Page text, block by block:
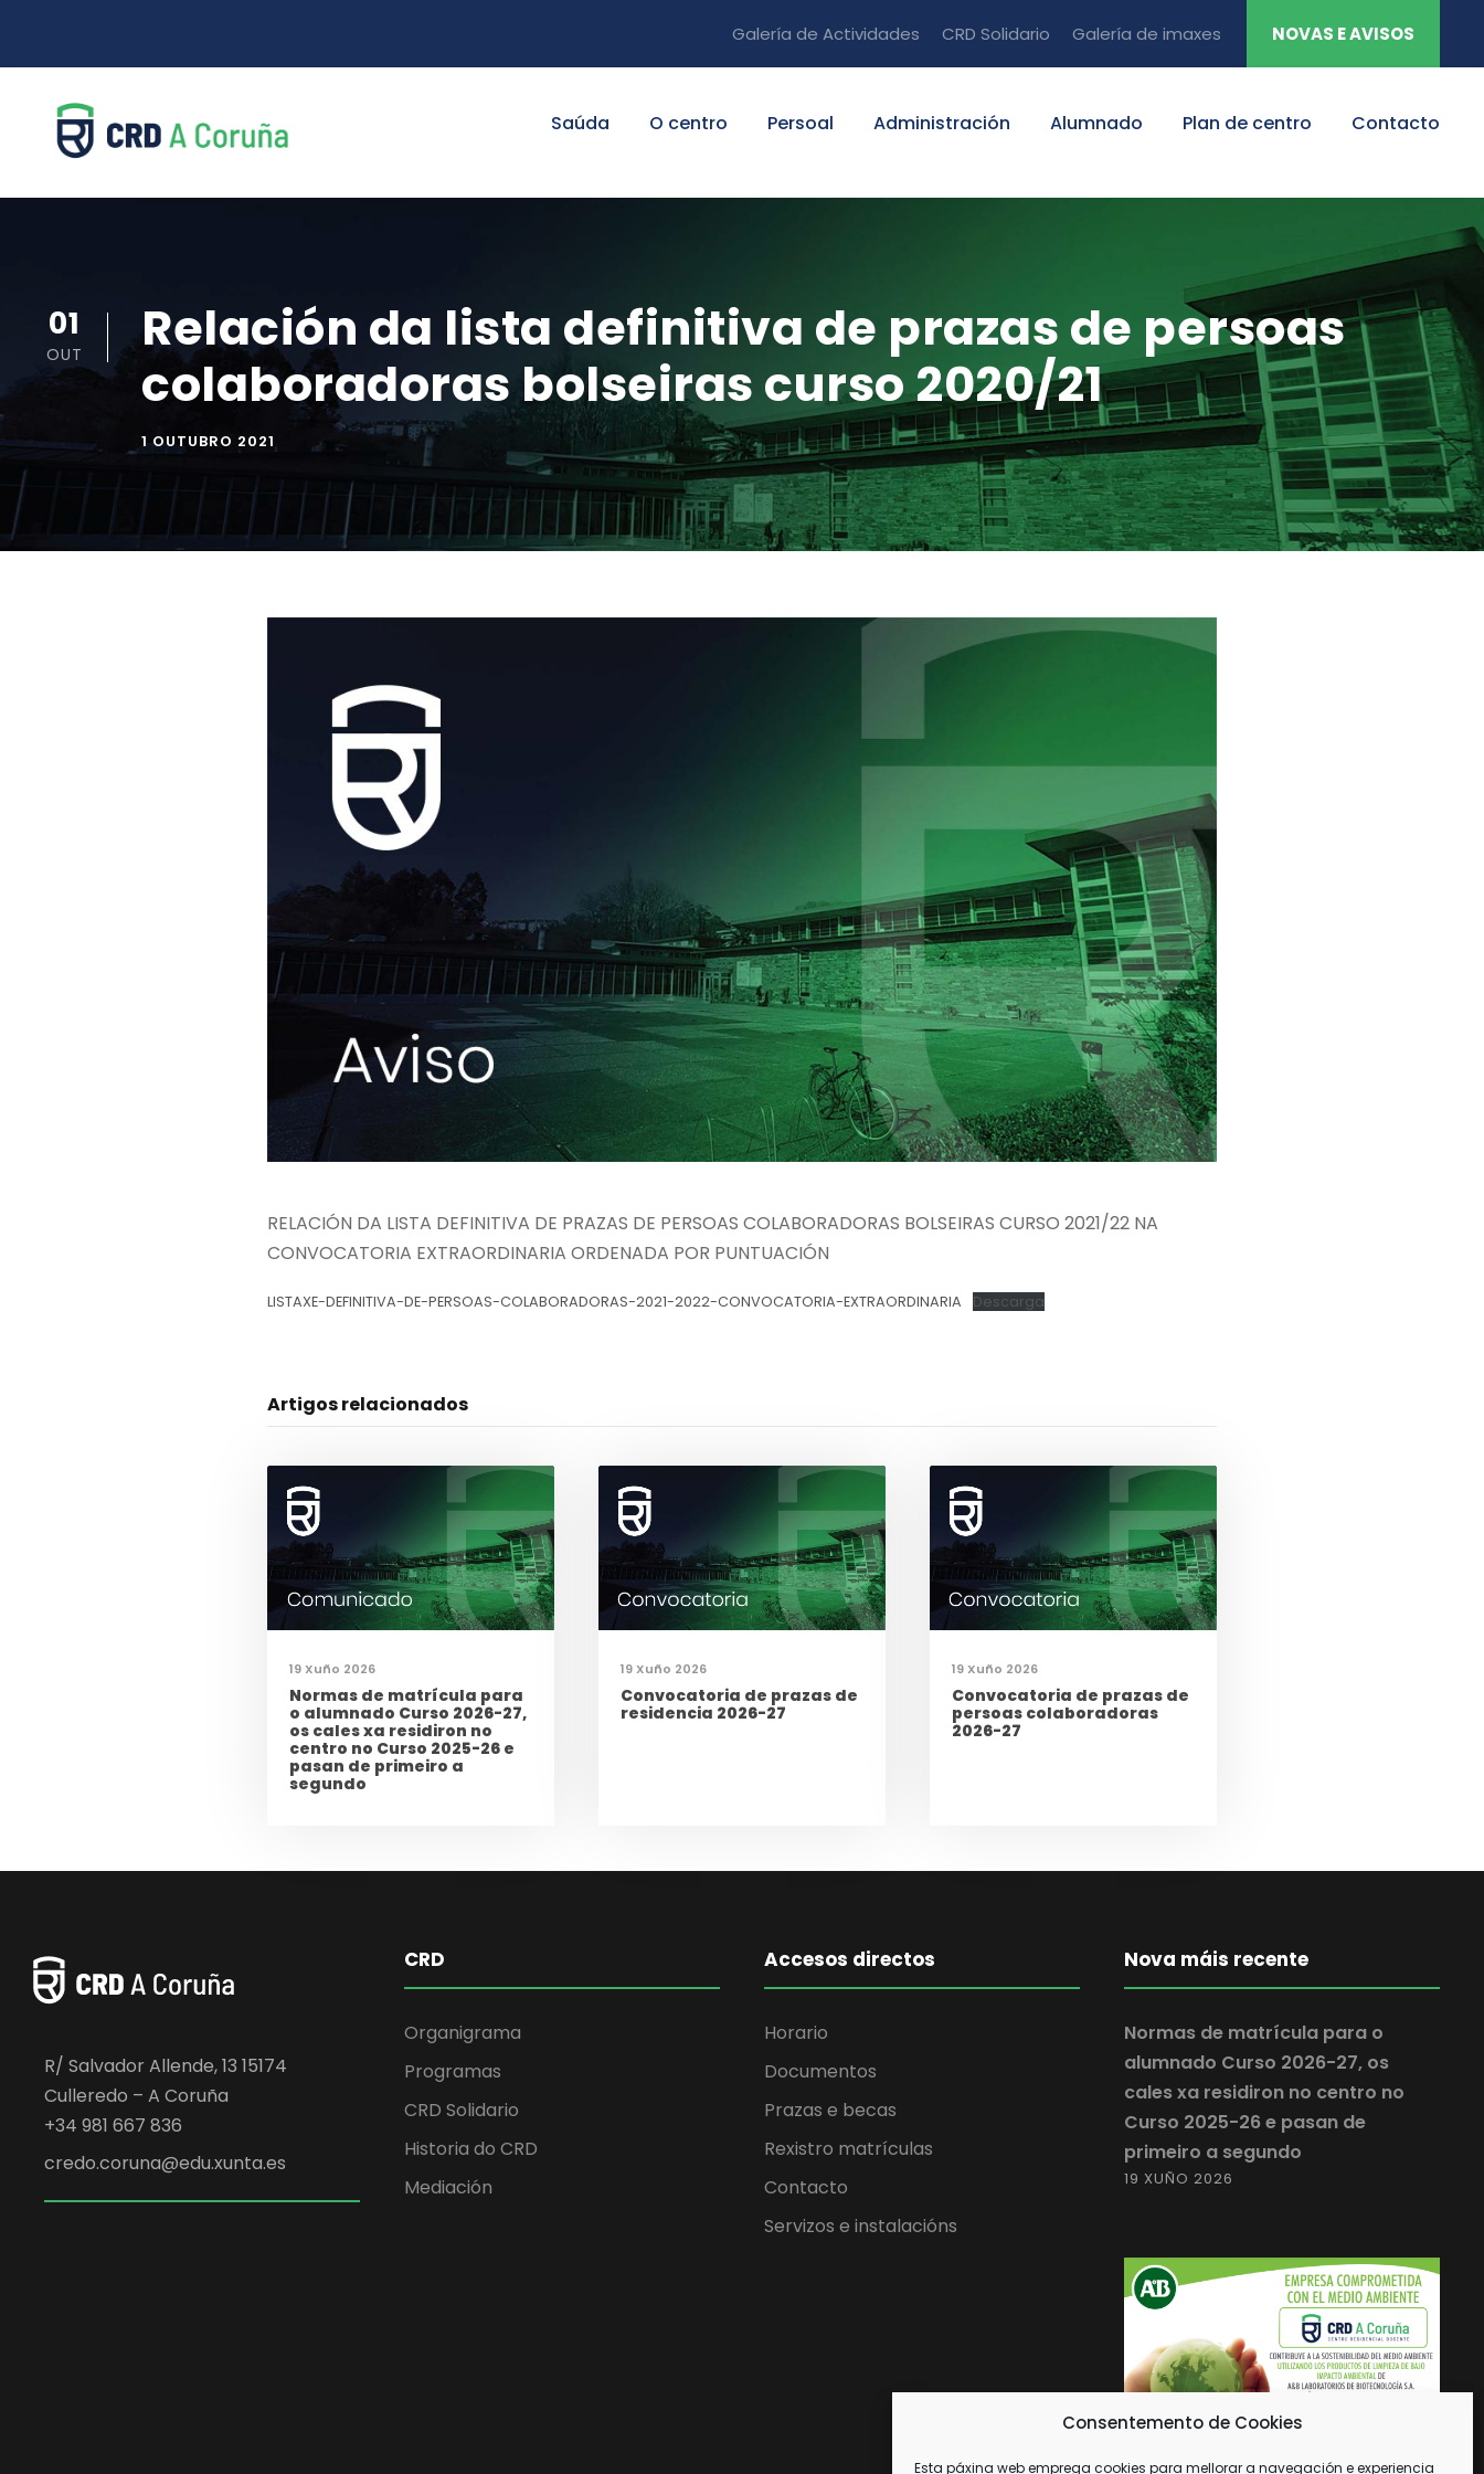
Consentemento de Cookies
Esta páxina web emprega cookies para mellorar a navegación e experiencia
Galería de Actividades CRD Solidario Galería de imaxes NOVAS E AVISOS
Saúda O centro Persoal Administración Alumnado Plan de centro Contacto
01
OUT
Relación da lista definitiva de prazas de persoas
colaboradoras bolseiras curso 2020/21
1 OUTUBRO 2021
RELACIÓN DA LISTA DEFINITIVA DE PRAZAS DE PERSOAS COLABORADORAS BOLSEIRAS CURSO 2021/22 NA
CONVOCATORIA EXTRAORDINARIA ORDENADA POR PUNTUACIÓN
LISTAXE-DEFINITIVA-DE-PERSOAS-COLABORADORAS-2021-2022-CONVOCATORIA-EXTRAORDINARIA Descarga
Artigos relacionados
19 Xuño 2026
Normas de matrícula para
o alumnado Curso 2026-27,
os cales xa residiron no
centro no Curso 2025-26 e
pasan de primeiro a
segundo
19 Xuño 2026
Convocatoria de prazas de
residencia 2026-27
19 Xuño 2026
Convocatoria de prazas de
persoas colaboradoras
2026-27
R/ Salvador Allende, 13 15174
Culleredo – A Coruña
+34 981 667 836
credo.coruna@edu.xunta.es
CRD
Organigrama
Programas
CRD Solidario
Historia do CRD
Mediación
Accesos directos
Horario
Documentos
Prazas e becas
Rexistro matrículas
Contacto
Servizos e instalacións
Nova máis recente
Normas de matrícula para o
alumnado Curso 2026-27, os
cales xa residiron no centro no
Curso 2025-26 e pasan de
primeiro a segundo
19 XUÑO 2026